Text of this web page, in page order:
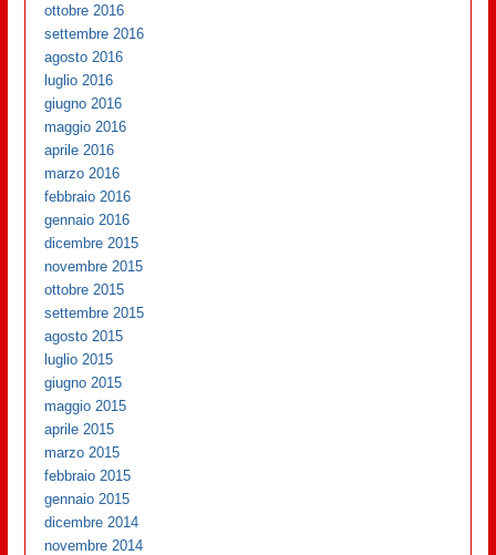
ottobre 2016
settembre 2016
agosto 2016
luglio 2016
giugno 2016
maggio 2016
aprile 2016
marzo 2016
febbraio 2016
gennaio 2016
dicembre 2015
novembre 2015
ottobre 2015
settembre 2015
agosto 2015
luglio 2015
giugno 2015
maggio 2015
aprile 2015
marzo 2015
febbraio 2015
gennaio 2015
dicembre 2014
novembre 2014